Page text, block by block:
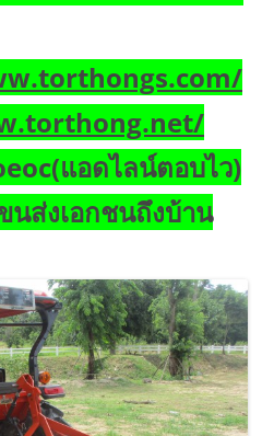
แอดไลน์ตอบไว)
นส่งเอกชนถึงบ้าน